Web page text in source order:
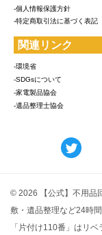
-個人情報保護方針
-特定商取引法に基づく表記
関連リンク
-環境省
-SDGsについて
-家電製品協会
-遺品整理士協会
© 2026 【公式】不用品
敷・遺品整理など24時間
「片付け110番」はリ